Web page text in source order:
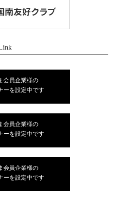
会員企業様の
ーを設定中です
会員企業様の
ーを設定中です
会員企業様の
ーを設定中です